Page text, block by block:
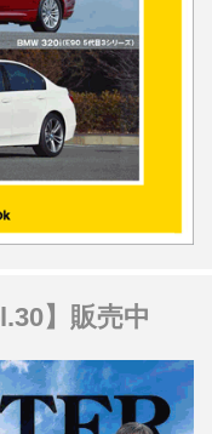
】販売中